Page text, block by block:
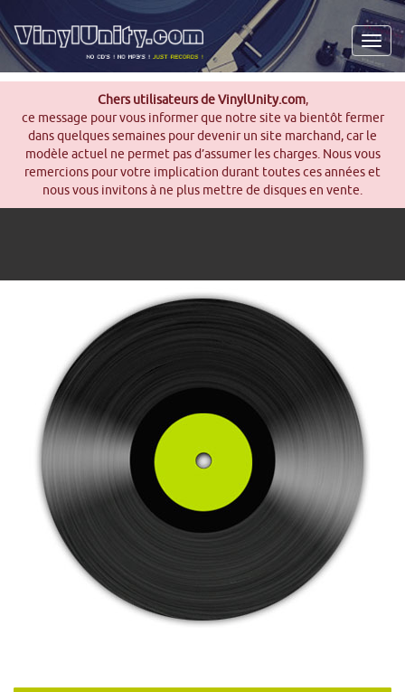
Chers utilisateurs de VinylUnity.com,
ce message pour vous informer que notre site va bientôt fermer
dans quelques semaines pour devenir un site marchand, car le
modèle actuel ne permet pas d’assumer les charges. Nous vous
remercions pour votre implication durant toutes ces années et
nous vous invitons à ne plus mettre de disques en vente.